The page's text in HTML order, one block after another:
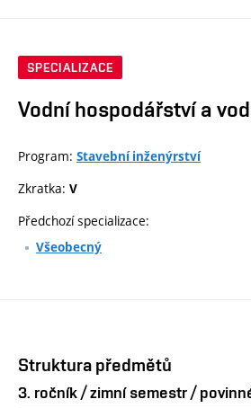
SPECIALIZACE
Vodní hospodářství a
Program: Stavební inženýrství
Zkratka: V
Předchozí specializace:
Všeobecný
Struktura předmětů
3. ročník / zimní semestr /